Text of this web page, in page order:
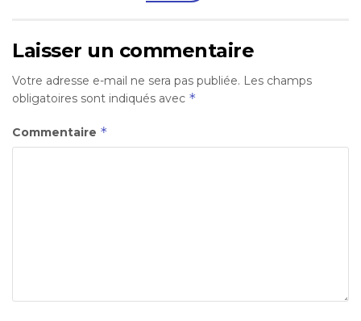
Laisser un commentaire
Votre adresse e-mail ne sera pas publiée. Les champs
obligatoires sont indiqués avec *
Commentaire *